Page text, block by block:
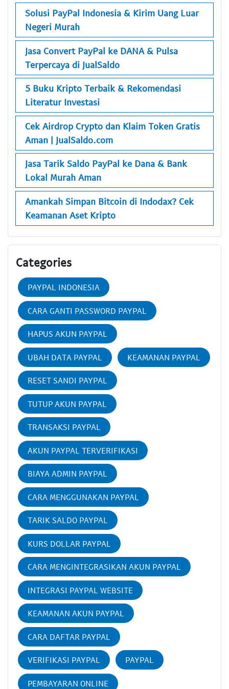
Solusi PayPal Indonesia & Kirim Uang Luar
Negeri Murah
Jasa Convert PayPal ke DANA & Pulsa
Terpercaya di JualSaldo
5 Buku Kripto Terbaik & Rekomendasi
Literatur Investasi
Cek Airdrop Crypto dan Klaim Token Gratis
Aman | JualSaldo.com
Jasa Tarik Saldo PayPal ke Dana & Bank
Lokal Murah Aman
Amankah Simpan Bitcoin di Indodax? Cek
Keamanan Aset Kripto
Categories
PAYPAL INDONESIA
CARA GANTI PASSWORD PAYPAL
HAPUS AKUN PAYPAL
UBAH DATA PAYPAL KEAMANAN PAYPAL
RESET SANDI PAYPAL
TUTUP AKUN PAYPAL
TRANSAKSI PAYPAL
AKUN PAYPAL TERVERIFIKASI
BIAYA ADMIN PAYPAL
CARA MENGGUNAKAN PAYPAL
TARIK SALDO PAYPAL
KURS DOLLAR PAYPAL
CARA MENGINTEGRASIKAN AKUN PAYPAL
INTEGRASI PAYPAL WEBSITE
KEAMANAN AKUN PAYPAL
CARA DAFTAR PAYPAL
VERIFIKASI PAYPAL PAYPAL
PEMBAYARAN ONLINE